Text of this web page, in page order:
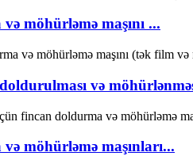
möhürləmə maşını ...
və
möhürləmə maşınları...